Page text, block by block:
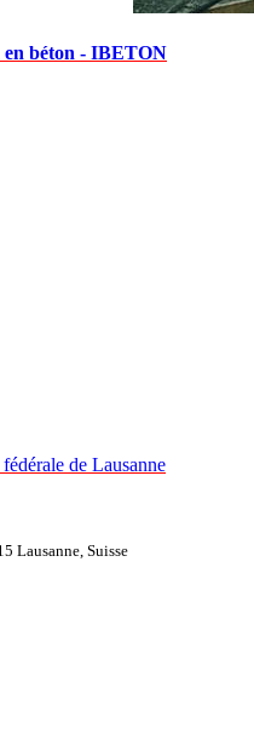
béton - IBETON
Lausanne, Suisse